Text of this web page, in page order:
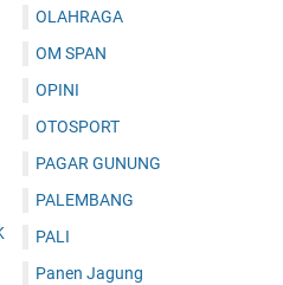
OLAHRAGA
OM SPAN
OPINI
OTOSPORT
PAGAR GUNUNG
PALEMBANG
PALI
Panen Jagung